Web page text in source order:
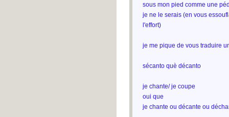
sous mon pied comme une
je ne le serais (en vous
l'effort)
je me pique de vous traduire
sécanto què décanto
je chante/ je coupe
oui que
je chante ou décante ou